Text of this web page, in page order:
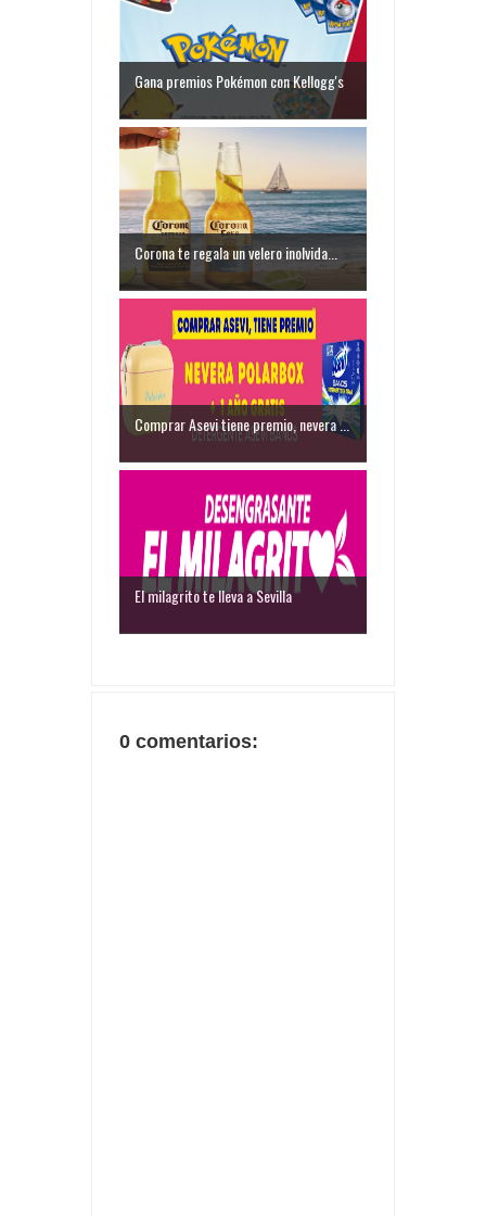
Gana premios Pokémon con Kellogg's
Corona te regala un velero inolvida...
Comprar Asevi tiene premio, nevera ...
El milagrito te lleva a Sevilla
0 comentarios: